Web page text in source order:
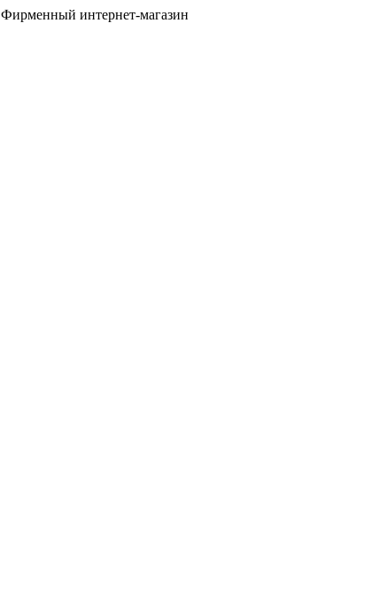
Фирменный интернет-магазин